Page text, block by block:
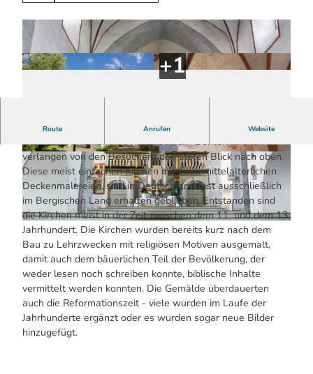
© Annika Kolken/ Das Bergische | KI-optimiert |CC-BY-SA
© Sabine König Photodesign | KI-optimiert © Sabine König Photodesign | KI-optimiert
Route Anrufen Website
Markante Kirche - unentdecktes Kleinod im Bergischen.
Die Bonten Kerken - zu hochdeutsch "Bunten Kirchen" -
verlangen von den Besuchern den steten Blick nach oben.
Diese meist einfachen Kirchen mit ihren mittelalterlichen
Deckenmalereien, sind in Deutschland fast ausschließlich
im Bergischen Land erhalten geblieben. Entstanden sind
die Kirchen meist in der Zeit zwischen dem 11. und dem 13.
Jahrhundert. Die Kirchen wurden bereits kurz nach dem
Bau zu Lehrzwecken mit religiösen Motiven ausgemalt,
damit auch dem bäuerlichen Teil der Bevölkerung, der
weder lesen noch schreiben konnte, biblische Inhalte
vermittelt werden konnten. Die Gemälde überdauerten
auch die Reformationszeit - viele wurden im Laufe der
Jahrhunderte ergänzt oder es wurden sogar neue Bilder
hinzugefügt.